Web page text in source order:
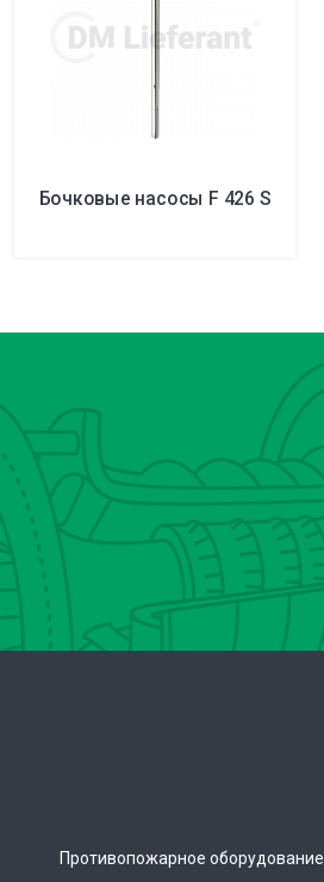
Бочковые насосы F 426 S
Противопожарное оборудование